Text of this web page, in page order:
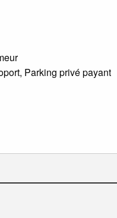
Parking privé payant